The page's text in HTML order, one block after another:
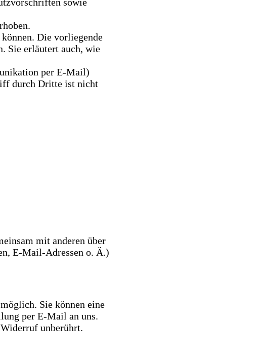
Die vorliegende
Sie erläutert auch, wie
per E-Mail)
durch Dritte ist nicht
mit anderen über
E-Mail-Adressen o. Ä.)
Sie können eine
per E-Mail an uns.
unberührt.